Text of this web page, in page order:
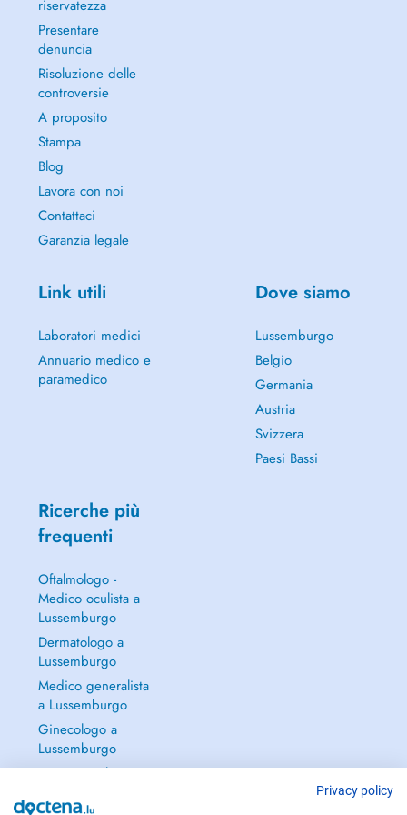
riservatezza
Presentare
denuncia
Risoluzione delle
controversie
A proposito
Stampa
Blog
Lavora con noi
Contattaci
Garanzia legale
Link utili
Laboratori medici
Annuario medico e
paramedico
Dove siamo
Lussemburgo
Belgio
Germania
Austria
Svizzera
Paesi Bassi
Ricerche più
frequenti
Oftalmologo -
Medico oculista a
Lussemburgo
Dermatologo a
Lussemburgo
Medico generalista
a Lussemburgo
Ginecologo a
Lussemburgo
Continua a leggere
Privacy policy